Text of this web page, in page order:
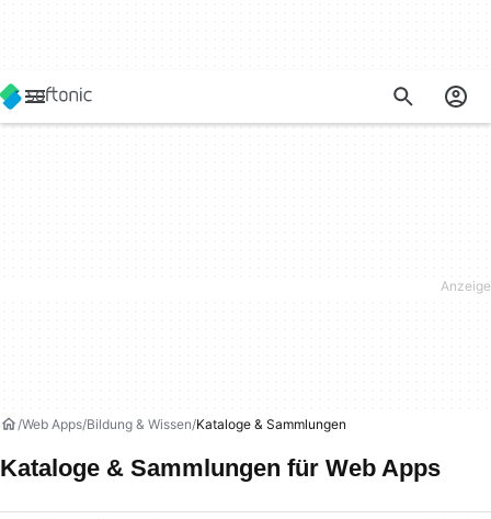
Web Apps Bildung & Wissen Kataloge & Sammlungen
Kataloge & Sammlungen für Web Apps